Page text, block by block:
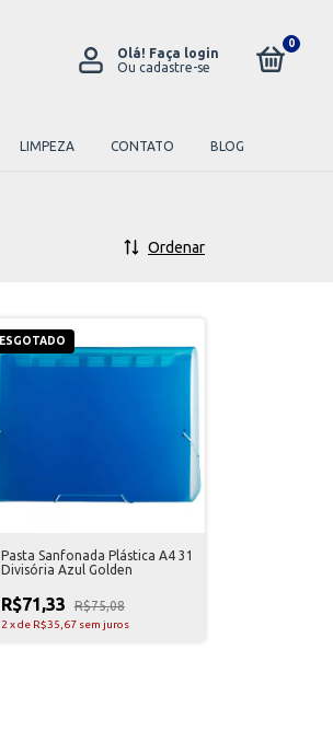
Olá! Faça login
Ou cadastre-se
0
LIMPEZA CONTATO BLOG
Ordenar
ESGOTADO
Pasta Sanfonada Plástica A4 31
Divisória Azul Golden
R$71,33 R$75,08
2 xde R$35,67 sem juros